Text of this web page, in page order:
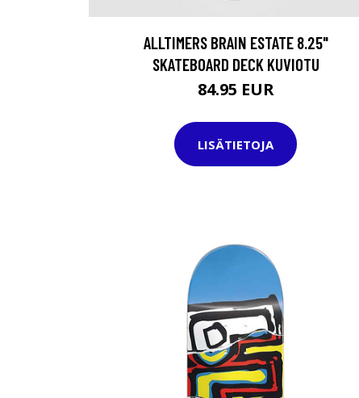
ALLTIMERS BRAIN ESTATE 8.25"
SKATEBOARD DECK KUVIOTU
84.95 EUR
LISÄTIETOJA